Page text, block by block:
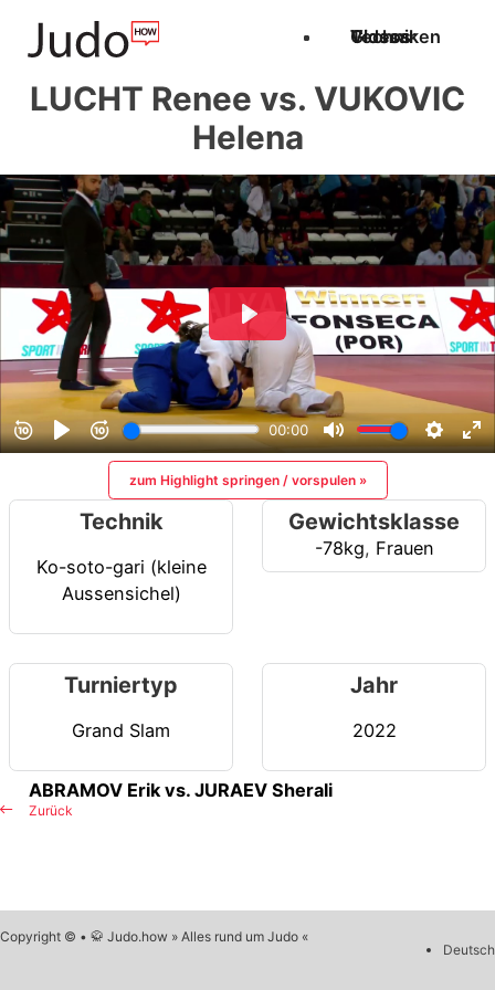
Techniken
Videos
Glossar
LUCHT Renee vs. VUKOVIC
Helena
zum Highlight springen / vorspulen »
Technik
Ko-soto-gari (kleine
Aussensichel)
Gewichtsklasse
-78kg, Frauen
Turniertyp
Grand Slam
Jahr
2022
Zurück
ABRAMOV Erik vs. JURAEV Sherali
Copyright © • 🥋 Judo.how » Alles rund um Judo «
Deutsch